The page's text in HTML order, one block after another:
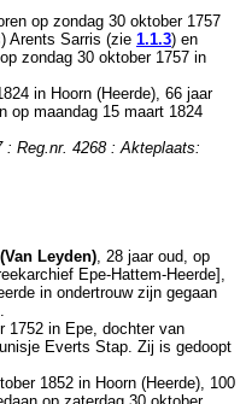
op zondag 30 oktober 1757
Arents Sarris (zie 1.1.3) en
zondag 30 oktober 1757 in
in Hoorn (Heerde), 66 jaar
op maandag 15 maart 1824
: Reg.nr. 4268 : Akteplaats:
Leyden), 28 jaar oud, op
Epe-Hattem-Heerde],
in ondertrouw zijn gegaan
1752 in Epe, dochter van
Everts Stap. Zij is gedoopt
1852 in Hoorn (Heerde), 100